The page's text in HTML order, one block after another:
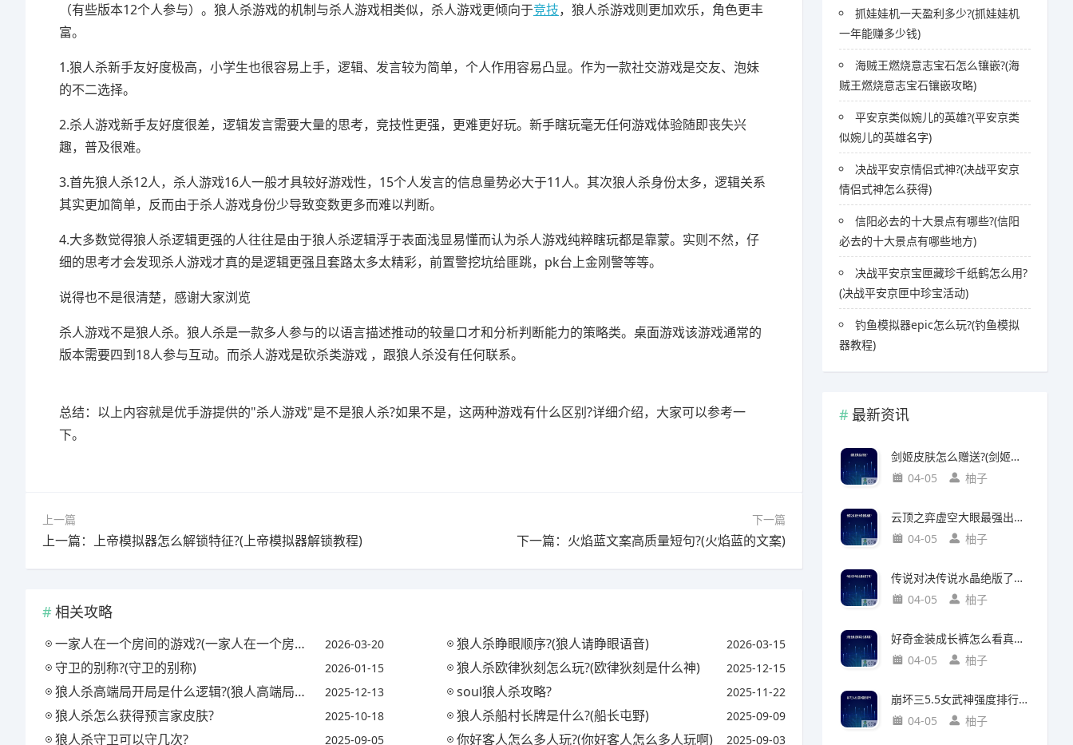
（有些版本12个人参与）。狼人杀游戏的机制与杀人游戏相类似，杀人游戏更倾向于竞技，狼人杀游戏则更加欢乐，角色更丰
富。
1.狼人杀新手友好度极高，小学生也很容易上手，逻辑、发言较为简单，个人作用容易凸显。作为一款社交游戏是交友、泡妹
的不二选择。
2.杀人游戏新手友好度很差，逻辑发言需要大量的思考，竞技性更强，更难更好玩。新手瞎玩毫无任何游戏体验随即丧失兴
趣，普及很难。
3.首先狼人杀12人，杀人游戏16人一般才具较好游戏性，15个人发言的信息量势必大于11人。其次狼人杀身份太多，逻辑关系
其实更加简单，反而由于杀人游戏身份少导致变数更多而难以判断。
4.大多数觉得狼人杀逻辑更强的人往往是由于狼人杀逻辑浮于表面浅显易懂而认为杀人游戏纯粹瞎玩都是靠蒙。实则不然，仔
细的思考才会发现杀人游戏才真的是逻辑更强且套路太多太精彩，前置警挖坑给匪跳，pk台上金刚警等等。
说得也不是很清楚，感谢大家浏览
杀人游戏不是狼人杀。狼人杀是一款多人参与的以语言描述推动的较量口才和分析判断能力的策略类。桌面游戏该游戏通常的
版本需要四到18人参与互动。而杀人游戏是砍杀类游戏 ，跟狼人杀没有任何联系。
总结：以上内容就是优手游提供的"杀人游戏"是不是狼人杀?如果不是，这两种游戏有什么区别?详细介绍，大家可以参考一
下。
上一篇
上一篇：上帝模拟器怎么解锁特征?(上帝模拟器解锁教程)
下一篇
下一篇：火焰蓝文案高质量短句?(火焰蓝的文案)
相关攻略
一家人在一个房间的游戏?(一家人在一个房间的游戏有哪些) 2026-03-20 狼人杀睁眼顺序?(狼人请睁眼语音) 2026-03-15
守卫的别称?(守卫的别称) 2026-01-15 狼人杀欧律狄刻怎么玩?(欧律狄刻是什么神) 2025-12-15
狼人杀高端局开局是什么逻辑?(狼人高端局怎么玩) 2025-12-13 soul狼人杀攻略? 2025-11-22
狼人杀怎么获得预言家皮肤? 2025-10-18 狼人杀船村长牌是什么?(船长屯野) 2025-09-09
狼人杀守卫可以守几次? 2025-09-05 你好客人怎么多人玩?(你好客人怎么多人玩啊) 2025-09-03
抓娃娃机一天盈利多少?(抓娃娃机
一年能赚多少钱)
海贼王燃烧意志宝石怎么镶嵌?(海
贼王燃烧意志宝石镶嵌攻略)
平安京类似婉儿的英雄?(平安京类
似婉儿的英雄名字)
决战平安京情侣式神?(决战平安京
情侣式神怎么获得)
信阳必去的十大景点有哪些?(信阳
必去的十大景点有哪些地方)
决战平安京宝匣藏珍千纸鹤怎么用?
(决战平安京匣中珍宝活动)
钓鱼模拟器epic怎么玩?(钓鱼模拟
器教程)
最新资讯
剑姬皮肤怎么赠送?(剑姬皮肤怎么赠送给别人)
04-05
柚子
云顶之弈虚空大眼最强出装?(云顶之弈虚空之眼出装)
04-05
柚子
传说对决传说水晶绝版了吗?(传说对决 传说水晶)
04-05
柚子
好奇金装成长裤怎么看真假?(好奇金装成长裤怎么看真假鉴别)
04-05
柚子
崩坏三5.5女武神强度排行?(崩坏三5.2女武神强度)
04-05
柚子